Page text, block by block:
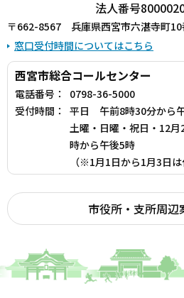
法人番号
〒662-8567 兵庫県西宮市六湛寺町10
窓口受付時間についてはこちら
西宮市総合コールセンター
電話番号：
0798-36-5000
受付時間：
平日 午前8時30分から
土曜・日曜・祝日・12
時から午後5時
（※1月1日から1月3日は
市役所・支所周辺